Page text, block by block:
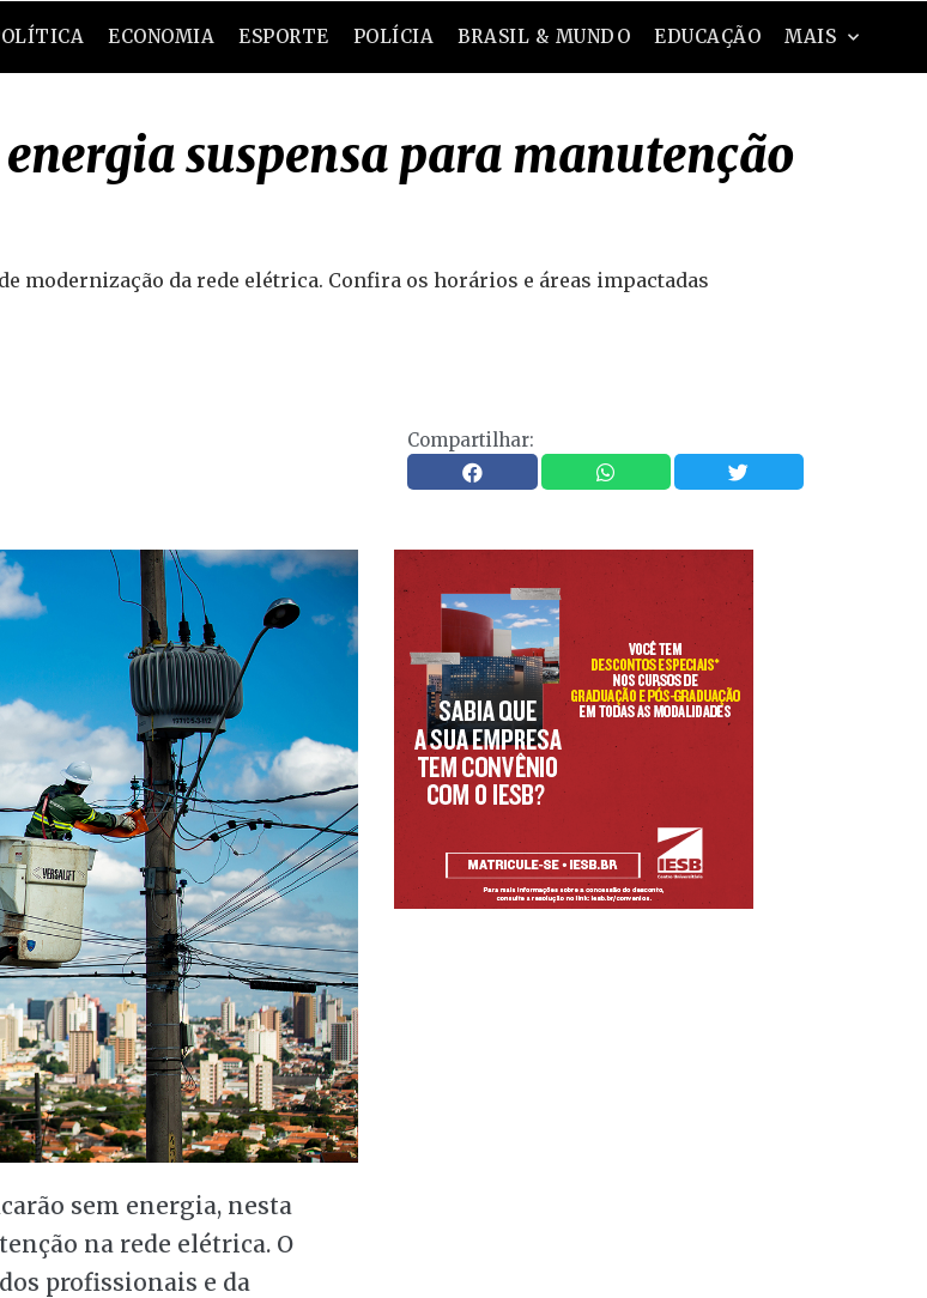
ECONOMIA ESPORTE POLÍCIA BRASIL & MUNDO EDUCAÇÃO MAIS
suspensa para manutenção
modernização da rede elétrica. Confira os horários e áreas impactadas
Compartilhar:
sem energia, nesta
na rede elétrica. O
profissionais e da